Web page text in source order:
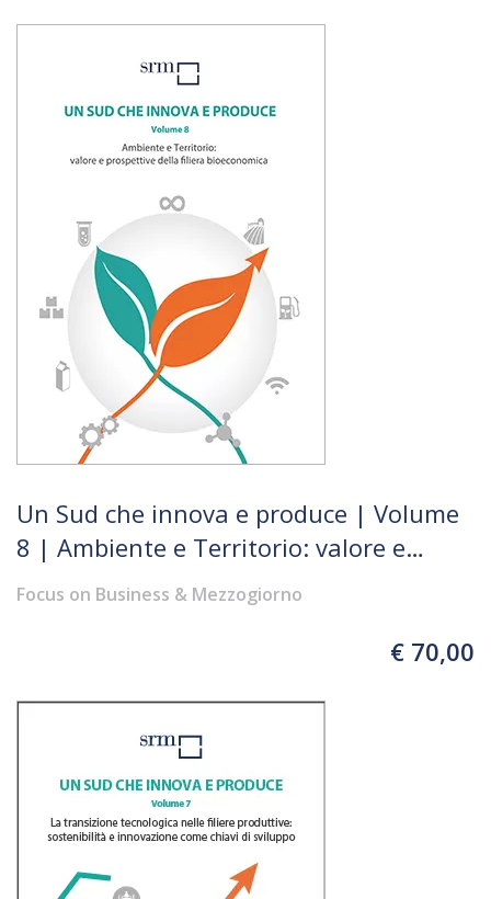
Un Sud che innova e produce | Volume
8 | Ambiente e Territorio: valore e
prospettive della filiera bioeconomica
Focus on Business & Mezzogiorno
€ 70,00